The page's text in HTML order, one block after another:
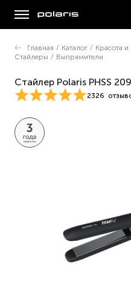
Главная / Каталог / Красота и
Стайлеры / Выпрямители
Стайлер Polaris PHSS
2326